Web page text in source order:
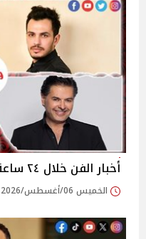
أخبار الفن خلال ٢٤ ساعة
الخميس 06/أغسطس/2026 - 12:42 ص